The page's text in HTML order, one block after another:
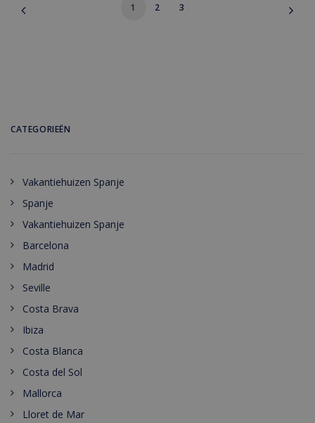
1 2 3
CATEGORIEËN
Vakantiehuizen Spanje
Spanje
Vakantiehuizen Spanje
Barcelona
Madrid
Seville
Costa Brava
Ibiza
Costa Blanca
Costa del Sol
Mallorca
Lloret de Mar